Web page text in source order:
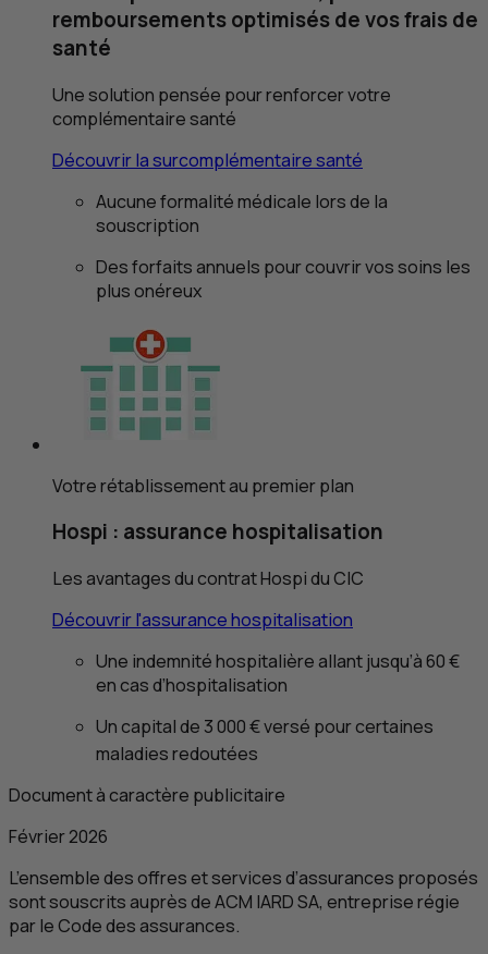
remboursements optimisés de vos frais de
santé
Une solution pensée pour renforcer votre
complémentaire santé
Découvrir la surcomplémentaire santé
Aucune formalité médicale lors de la
souscription
Des forfaits annuels pour couvrir vos soins les
plus onéreux
Votre rétablissement au premier plan
Hospi : assurance hospitalisation
Les avantages du contrat Hospi duCIC
Découvrir l'assurance hospitalisation
Une indemnité hospitalière allant jusqu’à 60 €
en cas d’hospitalisation
Un capital de 3 000 € versé pour certaines
maladies redoutées
Document à caractère publicitaire
Février 2026
L’ensemble des offres et services d’assurances proposés
sont souscrits auprès deACM IARDSA, entreprise régie
par le Code des assurances.